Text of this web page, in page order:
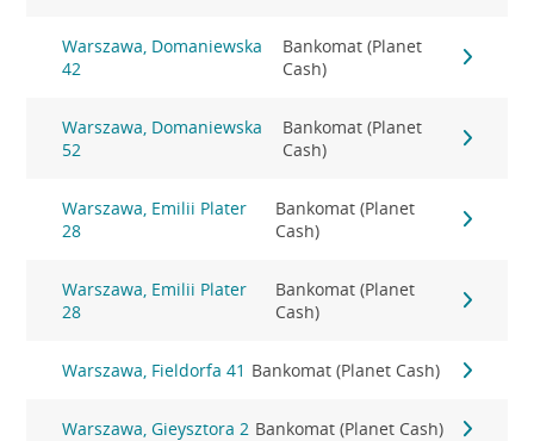
Warszawa, Domaniewska
42
Bankomat (Planet
Cash)
Warszawa, Domaniewska
52
Bankomat (Planet
Cash)
Warszawa, Emilii Plater
28
Bankomat (Planet
Cash)
Warszawa, Emilii Plater
28
Bankomat (Planet
Cash)
Warszawa, Fieldorfa 41 Bankomat (Planet Cash)
Warszawa, Gieysztora 2 Bankomat (Planet Cash)